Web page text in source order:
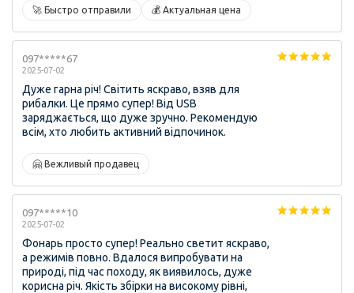
🚀 Быстро отправили 💰 Актуальная цена
097*****67
2025-07-02
Дуже гарна річ! Світить яскраво, взяв для
рибалки. Це прямо супер! Від USB
заряджається, що дуже зручно. Рекомендую
всім, хто любить активний відпочинок.
🤗 Вежливый продавец
097*****10
2025-07-02
Фонарь просто супер! Реально светит яскраво,
а режимів повно. Вдалося випробувати на
природі, під час походу, як виявилось, дуже
корисна річ. Якість збірки на високому рівні,